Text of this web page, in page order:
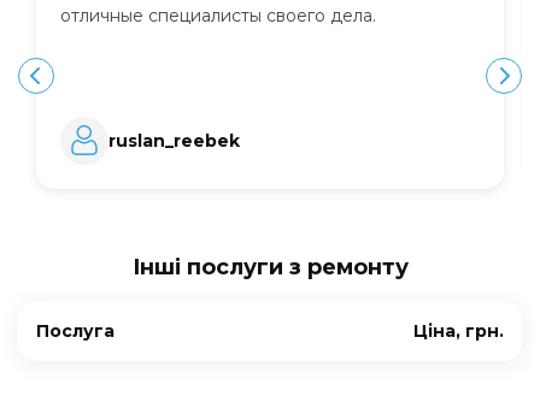
отличные специалисты своего дела.
ruslan_reebek
Інші послуги з ремонту
Послуга Ціна, грн.